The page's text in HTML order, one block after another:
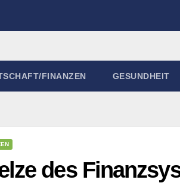
FINANZEN GESUNDHEIT
des